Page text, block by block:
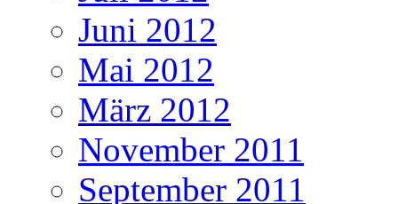
Juni 2012
Mai 2012
März 2012
November 2011
September 2011